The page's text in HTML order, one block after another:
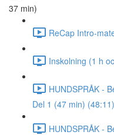
37 min)
ReCap Intro-
Inskolning (1 h
HUNDSPRÅK -
Del 1 (47 min) (48:11)
HUNDSPRÅK -